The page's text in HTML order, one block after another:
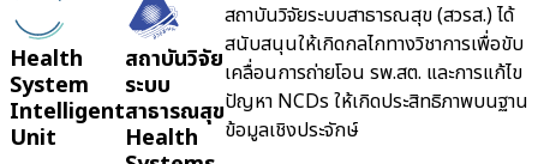
Health
System
Intelligent
Unit
สถาบันวิจัย
ระบบ
สาธารณสุข
Health
สถาบันวิจัยระบบสาธารณสุข (สวรส.) ได้
สนับสนุนให้เกิดกลไกทางวิชาการเพื่อขับ
เคลื่อนการถ่ายโอน รพ.สต. และการแก้ไข
ปัญหา NCDs ให้เกิดประสิทธิภาพบนฐาน
ข้อมูลเชิงประจักษ์